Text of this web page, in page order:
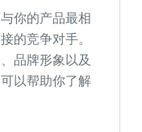
你的产品最相
的竞争对手。
品牌形象以及
以帮助你了解